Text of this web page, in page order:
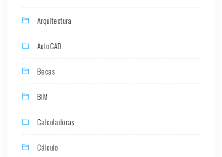
Arquitectura
AutoCAD
Becas
BIM
Calculadoras
Cálculo